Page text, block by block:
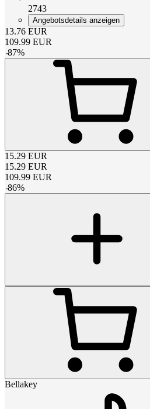
2743
Angebotsdetails anzeigen
13.76 EUR
109.99 EUR
-87%
15.29 EUR
15.29 EUR
109.99 EUR
-86%
Bellakey